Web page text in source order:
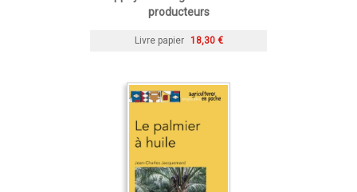
producteurs
Livre papier 18,30 €